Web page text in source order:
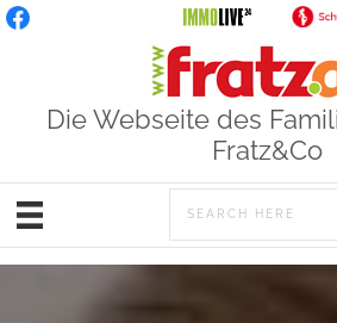
Die Webseite des
Fratz&Co